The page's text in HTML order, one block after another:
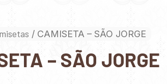
/ CAMISETA – SÃO JORGE
– SÃO JORGE